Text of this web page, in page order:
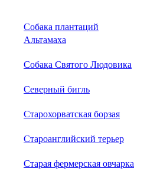
Собака плантаций
Альтамаха
Собака Святого Людовика
Северный бигль
Старохорватская борзая
Староанглийский терьер
Старая фермерская овчарка